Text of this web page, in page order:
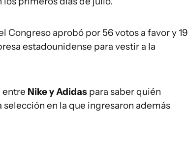
Congreso aprobó por 56 votos a favor y 19
estadounidense para vestir a la
entre Nike y Adidas para saber quién
en la que ingresaron además